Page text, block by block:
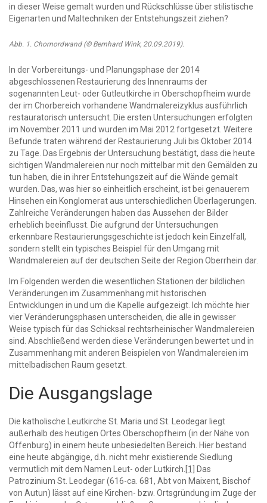
in dieser Weise gemalt wurden und Rückschlüsse über stilistische
Eigenarten und Maltechniken der Entstehungszeit ziehen?
Abb. 1. Chornordwand (© Bernhard Wink, 20.09.2019).
In der Vorbereitungs- und Planungsphase der 2014
abgeschlossenen Restaurierung des Innenraums der
sogenannten Leut- oder Gutleutkirche in Oberschopfheim wurde
der im Chorbereich vorhandene Wandmalereizyklus ausführlich
restauratorisch untersucht. Die ersten Untersuchungen erfolgten
im November 2011 und wurden im Mai 2012 fortgesetzt. Weitere
Befunde traten während der Restaurierung Juli bis Oktober 2014
zu Tage. Das Ergebnis der Untersuchung bestätigt, dass die heute
sichtigen Wandmalereien nur noch mittelbar mit den Gemälden zu
tun haben, die in ihrer Entstehungszeit auf die Wände gemalt
wurden. Das, was hier so einheitlich erscheint, ist bei genauerem
Hinsehen ein Konglomerat aus unterschiedlichen Überlagerungen.
Zahlreiche Veränderungen haben das Aussehen der Bilder
erheblich beeinflusst. Die aufgrund der Untersuchungen
erkennbare Restaurierungsgeschichte ist jedoch kein Einzelfall,
sondern stellt ein typisches Beispiel für den Umgang mit
Wandmalereien auf der deutschen Seite der Region Oberrhein dar.
Im Folgenden werden die wesentlichen Stationen der bildlichen
Veränderungen im Zusammenhang mit historischen
Entwicklungen in und um die Kapelle aufgezeigt. Ich möchte hier
vier Veränderungsphasen unterscheiden, die alle in gewisser
Weise typisch für das Schicksal rechtsrheinischer Wandmalereien
sind. Abschließend werden diese Veränderungen bewertet und in
Zusammenhang mit anderen Beispielen von Wandmalereien im
mittelbadischen Raum gesetzt.
Die Ausgangslage
Die katholische Leutkirche St. Maria und St. Leodegar liegt
außerhalb des heutigen Ortes Oberschopfheim (in der Nähe von
Offenburg) in einem heute unbesiedelten Bereich. Hier bestand
eine heute abgängige, d.h. nicht mehr existierende Siedlung
vermutlich mit dem Namen Leut- oder Lutkirch. [1]
Das
Patrozinium St. Leodegar (616-ca. 681, Abt von Maixent, Bischof
von Autun) lässt auf eine Kirchen- bzw. Ortsgründung im Zuge der